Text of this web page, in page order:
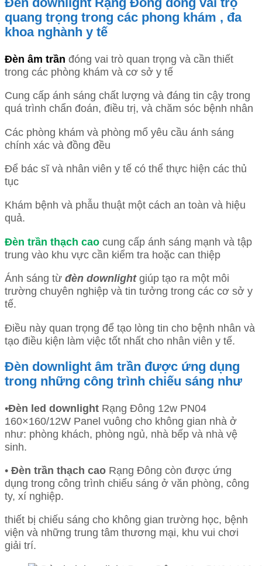
Đèn downlight Rạng Đông đóng vai trọ
quang trọng trong các phong khám , đa
khoa nghành y tế
Đèn âm trần đóng vai trò quan trọng và cần thiết
trong các phòng khám và cơ sở y tế
Cung cấp ánh sáng chất lượng và đáng tin cậy trong
quá trình chẩn đoán, điều trị, và chăm sóc bệnh nhân
Các phòng khám và phòng mổ yêu cầu ánh sáng
chính xác và đồng đều
Để bác sĩ và nhân viên y tế có thể thực hiện các thủ
tục
Khám bệnh và phẫu thuật một cách an toàn và hiệu
quả.
Đèn trần thạch cao cung cấp ánh sáng mạnh và tập
trung vào khu vực cần kiểm tra hoặc can thiệp
Ánh sáng từ đèn downlightgiúp tạo ra một môi
trường chuyên nghiệp và tin tưởng trong các cơ sở y
tế.
Điều này quan trọng để tạo lòng tin cho bệnh nhân và
tạo điều kiện làm việc tốt nhất cho nhân viên y tế.
Đèn downlight âm trần được ứng dụng
trong những công trình chiếu sáng như
•Đèn led downlight Rạng Đông 12w PN04
160×160/12W Panel vuông cho không gian nhà ở
như: phòng khách, phòng ngủ, nhà bếp và nhà vệ
sinh.
• Đèn trần thạch cao Rạng Đông còn được ứng
dụng trong công trình chiếu sáng ở văn phòng, công
ty, xí nghiệp.
thiết bị chiếu sáng cho không gian trường học, bệnh
viện và những trung tâm thương mại, khu vui chơi
giải trí.